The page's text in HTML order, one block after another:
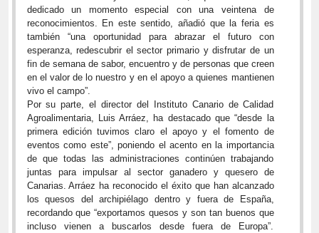
dedicado un momento especial con una veintena de
reconocimientos. En este sentido, añadió que la feria es
también “una oportunidad para abrazar el futuro con
esperanza, redescubrir el sector primario y disfrutar de un
fin de semana de sabor, encuentro y de personas que creen
en el valor de lo nuestro y en el apoyo a quienes mantienen
vivo el campo”.
Por su parte, el director del Instituto Canario de Calidad
Agroalimentaria, Luis Arráez, ha destacado que “desde la
primera edición tuvimos claro el apoyo y el fomento de
eventos como este”, poniendo el acento en la importancia
de que todas las administraciones continúen trabajando
juntas para impulsar al sector ganadero y quesero de
Canarias. Arráez ha reconocido el éxito que han alcanzado
los quesos del archipiélago dentro y fuera de España,
recordando que “exportamos quesos y son tan buenos que
incluso vienen a buscarlos desde fuera de Europa”.